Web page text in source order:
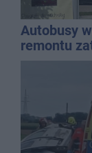
Autobusy
remontu